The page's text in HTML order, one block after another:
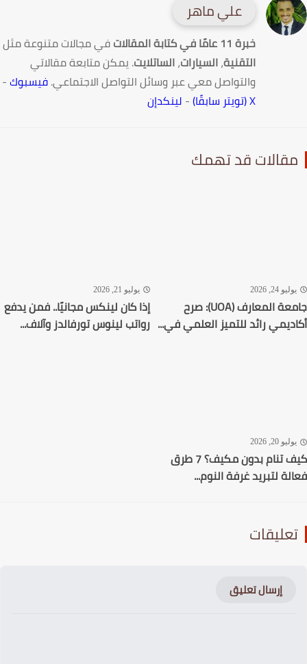
علي ماهر
خبرة 11 عامًا في كتابة المقالات
في مجالات متنوعة مثل
التقنية،السيارات،الساتلايت. يمكن متابعة مقالاتي
والتواصل معي عبر وسائل التواصل الاجتماعي.فيسبوك-
-لينكدإن
قد تهمك
24, 2026
جامعة المعارف (UOA): صرح
رائد للتميز العلمي في...
يوليو 21, 2026
إذا كان لينكس مجانيًا.. فمن يدفع
رواتب لينوس تورفالدز وآلاف...
20, 2026
كيف تنام بدون مكيف؟ 7 طرق
لتبريد غرفة النوم...
إرسال تعليق